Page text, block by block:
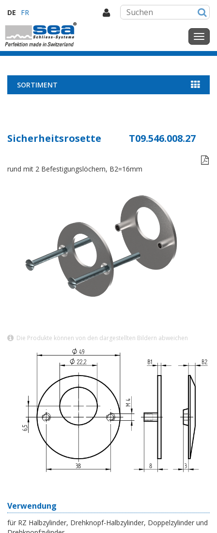
DE FR
SORTIMENT
Sicherheitsrosette T09.546.008.27

rund mit 2 Befestigungslöchern, B2=16mm
Die Produkte können von den dargestellten Bildern abweichen
Verwendung
für RZ Halbzylinder, Drehknopf-Halbzylinder, Doppelzylinder und